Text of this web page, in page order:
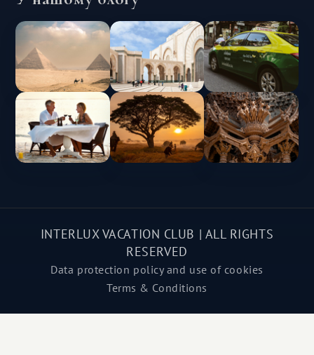
INTERLUX VACATION CLUB | ALL RIGHTS
RESERVED
Data protection policy and use of cookies
Terms & Conditions